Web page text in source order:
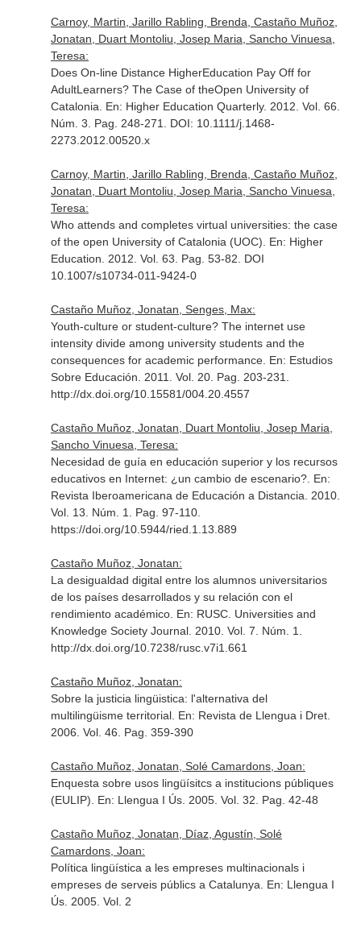
Carnoy, Martin, Jarillo Rabling, Brenda, Castaño Muñoz,
Jonatan, Duart Montoliu, Josep Maria, Sancho Vinuesa,
Teresa:
Does On-line Distance HigherEducation Pay Off for
AdultLearners? The Case of theOpen University of
Catalonia. En: Higher Education Quarterly. 2012. Vol. 66.
Núm. 3. Pag. 248-271. DOI: 10.1111/j.1468-
2273.2012.00520.x
Carnoy, Martin, Jarillo Rabling, Brenda, Castaño Muñoz,
Jonatan, Duart Montoliu, Josep Maria, Sancho Vinuesa,
Teresa:
Who attends and completes virtual universities: the case
of the open University of Catalonia (UOC). En: Higher
Education . 2012. Vol. 63. Pag. 53-82. DOI
10.1007/s10734-011-9424-0
Castaño Muñoz, Jonatan, Senges, Max:
Youth-culture or student-culture? The internet use
intensity divide among university students and the
consequences for academic performance. En: Estudios
Sobre Educación . 2011. Vol. 20. Pag. 203-231.
http://dx.doi.org/10.15581/004.20.4557
Castaño Muñoz, Jonatan, Duart Montoliu, Josep Maria,
Sancho Vinuesa, Teresa:
Necesidad de guía en educación superior y los recursos
educativos en Internet: ¿un cambio de escenario?. En:
Revista Iberoamericana de Educación a Distancia . 2010.
Vol. 13. Núm. 1. Pag. 97-110.
https://doi.org/10.5944/ried.1.13.889
Castaño Muñoz, Jonatan:
La desigualdad digital entre los alumnos universitarios
de los países desarrollados y su relación con el
rendimiento académico. En: RUSC. Universities and
Knowledge Society Journal. 2010. Vol. 7. Núm. 1.
http://dx.doi.org/10.7238/rusc.v7i1.661
Castaño Muñoz, Jonatan:
Sobre la justicia lingüistica: l'alternativa del
multilingüisme territorial. En: Revista de Llengua i Dret.
2006. Vol. 46. Pag. 359-390
Castaño Muñoz, Jonatan, Solé Camardons, Joan:
Enquesta sobre usos lingüísitcs a institucions públiques
(EULIP). En: Llengua I Ús. 2005. Vol. 32. Pag. 42-48
Castaño Muñoz, Jonatan, Díaz, Agustín, Solé
Camardons, Joan:
Política lingüística a les empreses multinacionals i
empreses de serveis públics a Catalunya. En: Llengua I
Ús. 2005. Vol. 2